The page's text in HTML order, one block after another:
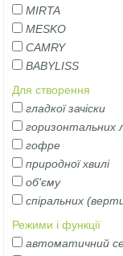
MIRTA
MESKO
CAMRY
BABYLISS
Для створення
гладкої зачіски
горизонтальних
гофре
природної хвилі
об'єму
спіральних
Режими і функції
автоматичний